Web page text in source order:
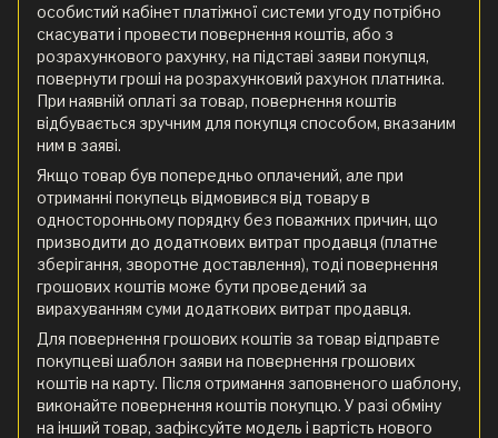
особистий кабінет платіжної системи угоду потрібно
скасувати і провести повернення коштів, або з
розрахункового рахунку, на підставі заяви покупця,
повернути гроші на розрахунковий рахунок платника.
При наявній оплаті за товар, повернення коштів
відбувається зручним для покупця способом, вказаним
ним в заяві.
Якщо товар був попередньо оплачений, але при
отриманні покупець відмовився від товару в
односторонньому порядку без поважних причин, що
призводити до додаткових витрат продавця (платне
зберігання, зворотне доставлення), тоді повернення
грошових коштів може бути проведений за
вирахуванням суми додаткових витрат продавця.
Для повернення грошових коштів за товар відправте
покупцеві шаблон заяви на повернення грошових
коштів на карту. Після отримання заповненого шаблону,
виконайте повернення коштів покупцю. У разі обміну
на інший товар, зафіксуйте модель і вартість нового